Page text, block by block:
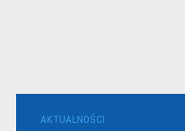
AKTUALNOŚCI